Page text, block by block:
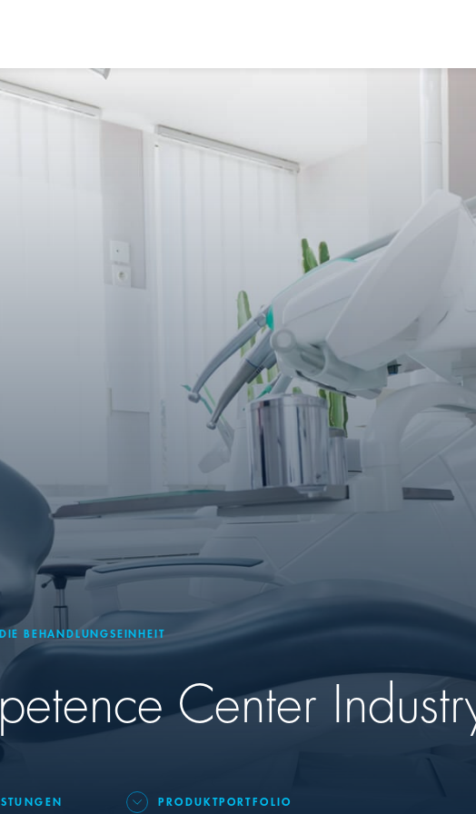
BEHANDLUNGSEINHEIT
Center
PRODUKTPORTFOLIO